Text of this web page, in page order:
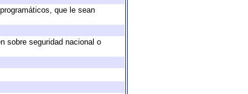
que le sean
sobre seguridad nacional o